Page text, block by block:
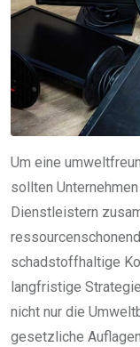
Um eine
sollten
Dienstleistern
schadstoffhaltige
langfristige
nicht nur die
gesetzliche